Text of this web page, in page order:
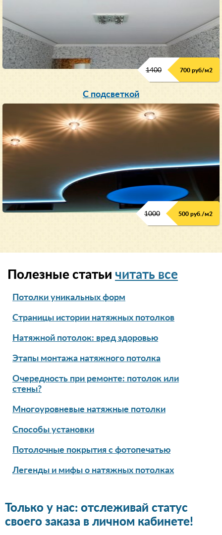
1400 700 руб/м2
С подсветкой
1000 500 руб./м2
Полезные статьи читать все
Потолки уникальных форм
Страницы истории натяжных потолков
Натяжной потолок: вред здоровью
Этапы монтажа натяжного потолка
Очередность при ремонте: потолок или
стены?
Многоуровневые натяжные потолки
Способы установки
Потолочные покрытия с фотопечатью
Легенды и мифы о натяжных потолках
Только у нас: отслеживай статус
своего заказа в личном кабинете!